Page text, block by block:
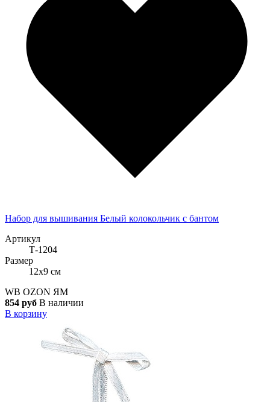
Набор для вышивания Белый колокольчик с бантом
Артикул
Т-1204
Размер
12x9 см
WB OZON ЯМ
854 руб В наличии
В корзину